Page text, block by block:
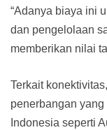
“Adanya biaya ini
dan pengelolaan
memberikan nilai
Terkait
penerbangan
Indonesia seperti